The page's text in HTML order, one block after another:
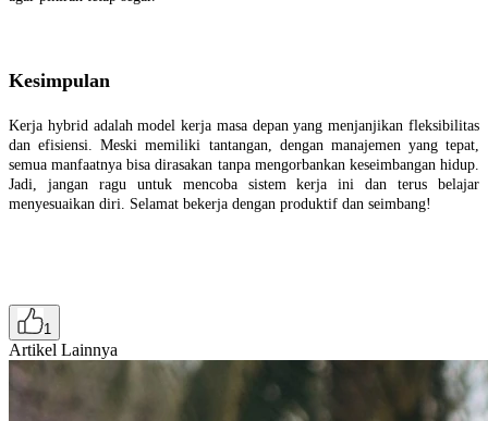
Kesimpulan
Kerja hybrid adalah model kerja masa depan yang menjanjikan fleksibilitas
dan efisiensi. Meski memiliki tantangan, dengan manajemen yang tepat,
semua manfaatnya bisa dirasakan tanpa mengorbankan keseimbangan hidup.
Jadi, jangan ragu untuk mencoba sistem kerja ini dan terus belajar
menyesuaikan diri. Selamat bekerja dengan produktif dan seimbang!
1
Artikel Lainnya